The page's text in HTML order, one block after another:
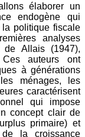
élaborer un
endogène qui
politique fiscale
analyses
Allais (1947),
Ces auteurs ont
à générations
ménages, les
caractérisent
qui impose
concept clair de
primaire) et
de la croissance